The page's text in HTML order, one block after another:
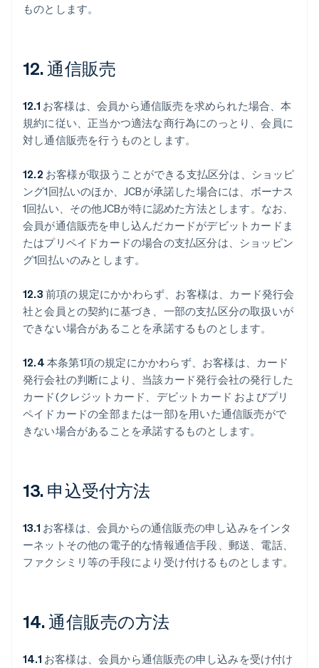
ものとします。
12. 通信販売
12.1 お客様は、会員から通信販売を求められた場合、本
規約に従い、正当かつ適法な商行為にのっとり、会員に
対し通信販売を行うものとします。
12.2 お客様が取扱うことができる支払区分は、ショッピ
ング1回払いのほか、JCBが承諾した場合には、ボーナス
1回払い、その他JCBが特に認めた方法とします。なお、
会員が通信販売を申し込んだカードがデビットカードま
たはプリペイドカードの場合の支払区分は、ショッピン
グ1回払いのみとします。
12.3 前項の規定にかかわらず、お客様は、カード発行会
社と会員との契約に基づき、一部の支払区分の取扱いが
できない場合があることを承諾するものとします。
12.4 本条第1項の規定にかかわらず、お客様は、カード
発行会社の判断により、当該カード発行会社の発行した
カード(クレジットカード、デビットカード およびプリ
ペイドカードの全部または一部)を用いた通信販売がで
きない場合があることを承諾するものとします。
13. 申込受付方法
13.1 お客様は、会員からの通信販売の申し込みをインタ
ーネットその他の電子的な情報通信手段、郵送、電話、
ファクシミリ等の手段により受け付けるものとします。
14. 通信販売の方法
14.1 お客様は、会員から通信販売の申し込みを受け付け